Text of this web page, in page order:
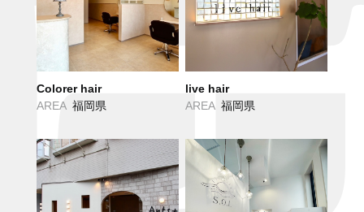
Colorer hair
AREA 福岡県
live hair
AREA 福岡県